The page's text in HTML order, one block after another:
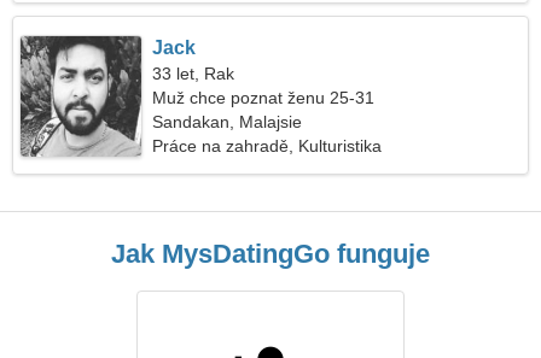
Jack
33 let, Rak
Muž chce poznat ženu 25-31
Sandakan, Malajsie
Práce na zahradě, Kulturistika
Jak MysDatingGo funguje